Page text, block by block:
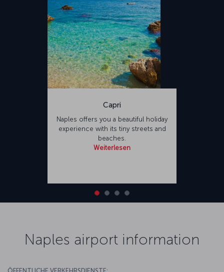
Capri
Naples offers you a beautiful holiday
experience with its tiny streets and
beaches.
Weiterlesen
Naples airport information